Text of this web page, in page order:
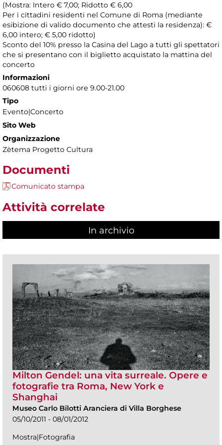
(Mostra: Intero € 7,00; Ridotto € 6,00
Per i cittadini residenti nel Comune di Roma (mediante
esibizione di valido documento che attesti la residenza): €
6,00 intero; € 5,00 ridotto)
Sconto del 10% presso la Casina del Lago a tutti gli spettatori
che si presentano con il biglietto acquistato la mattina del
concerto
Informazioni
060608 tutti i giorni ore 9.00-21.00
Tipo
Evento|Concerto
Sito Web
Organizzazione
Zètema Progetto Cultura
Documenti
Comunicato stampa
Attività correlate
In archivio
Milton Gendel: una vita surreale. Opere e
fotografie tra Roma, New York e
Shanghai
Museo Carlo Bilotti Aranciera di Villa Borghese
05/10/2011 - 08/01/2012
Mostra|Fotografia